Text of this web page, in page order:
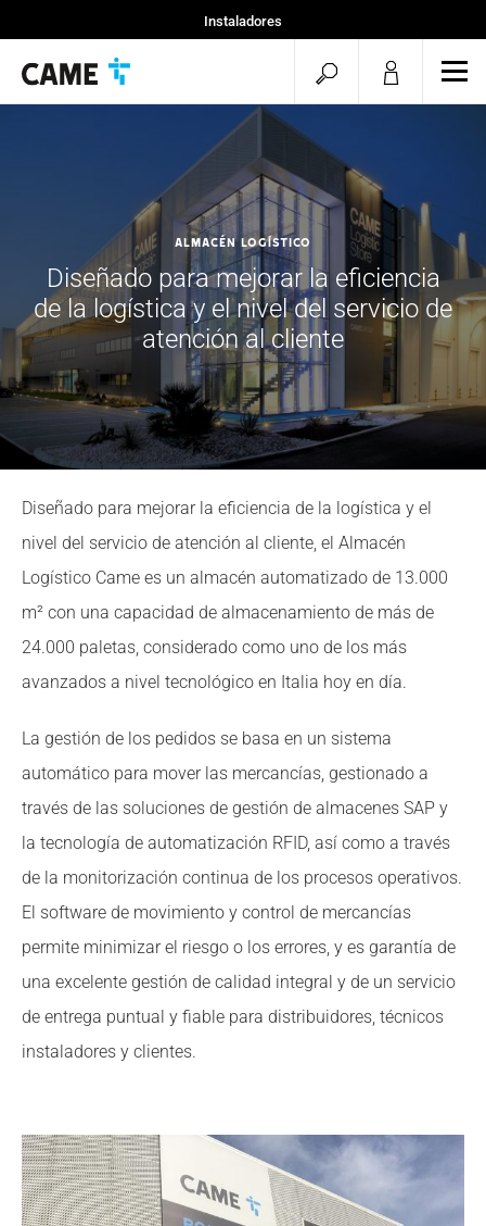
Instaladores
Almacén Logístico
Diseñado para mejorar la eficiencia
de la logística y el nivel del servicio de
atención al cliente
Diseñado para mejorar la eficiencia de la logística y el
nivel del servicio de atención al cliente, el Almacén
Logístico Came es un almacén automatizado de 13.000
m² con una capacidad de almacenamiento de más de
24.000 paletas, considerado como uno de los más
avanzados a nivel tecnológico en Italia hoy en día.
La gestión de los pedidos se basa en un sistema
automático para mover las mercancías, gestionado a
través de las soluciones de gestión de almacenes SAP y
la tecnología de automatización RFID, así como a través
de la monitorización continua de los procesos operativos.
El software de movimiento y control de mercancías
permite minimizar el riesgo o los errores, y es garantía de
una excelente gestión de calidad integral y de un servicio
de entrega puntual y fiable para distribuidores, técnicos
instaladores y clientes.